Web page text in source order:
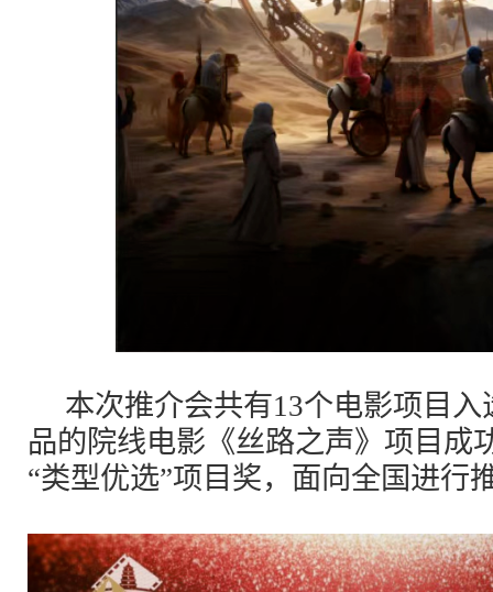
本次推介会共有13个电影项目
品的院线电影《丝路之声》项目成
“类型优选”项目奖，面向全国进行